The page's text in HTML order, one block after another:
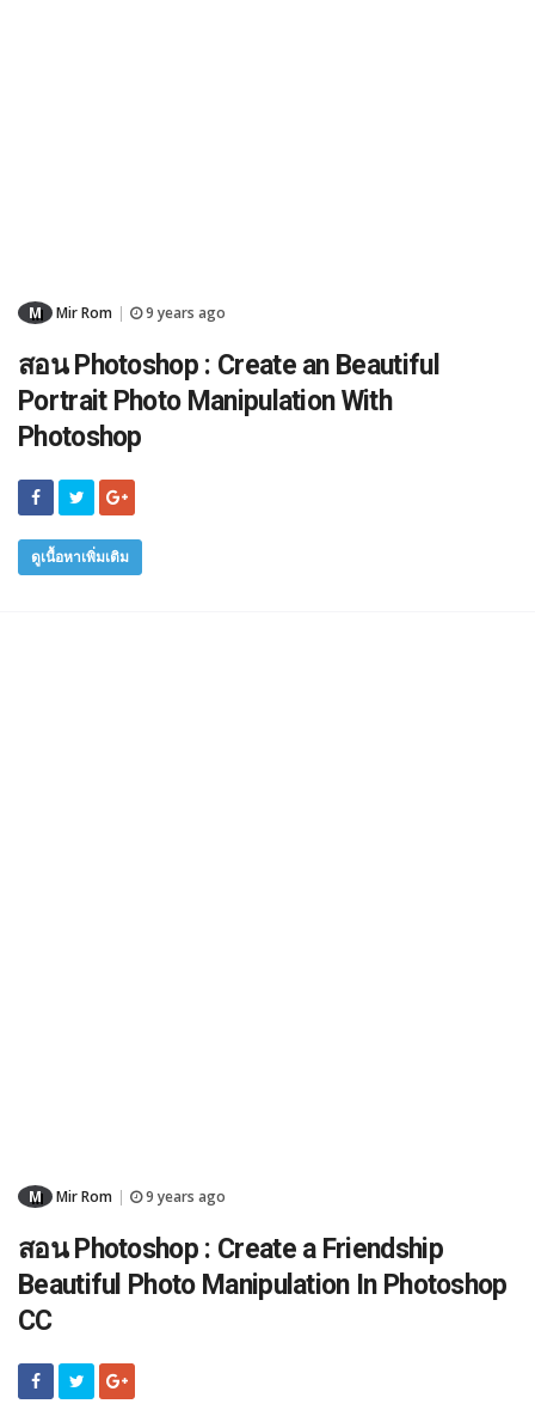
M Mir Rom 9 years ago
สอน Photoshop : Create an Beautiful
Portrait Photo Manipulation With
Photoshop
ดูเนื้อหาเพิ่มเติม
M Mir Rom 9 years ago
สอน Photoshop : Create a Friendship
Beautiful Photo Manipulation In Photoshop
CC